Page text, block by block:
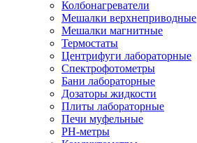
Колбонагреватели
Мешалки верхнеприводные
Мешалки магнитные
Термостаты
Центрифуги лабораторные
Спектрофотометры
Бани лабораторные
Дозаторы жидкости
Плиты лабораторные
Печи муфельные
РН-метры